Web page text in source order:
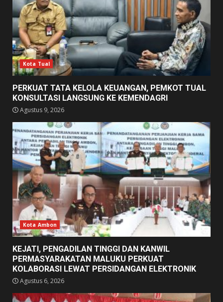
Kota Tual
PERKUAT TATA KELOLA KEUANGAN, PEMKOT TUAL
KONSULTASI LANGSUNG KE KEMENDAGRI
Agustus 9, 2026
Kota Ambon
KEJATI, PENGADILAN TINGGI DAN KANWIL
PERMASYARAKATAN MALUKU PERKUAT
KOLABORASI LEWAT PERSIDANGAN ELEKTRONIK
Agustus 6, 2026